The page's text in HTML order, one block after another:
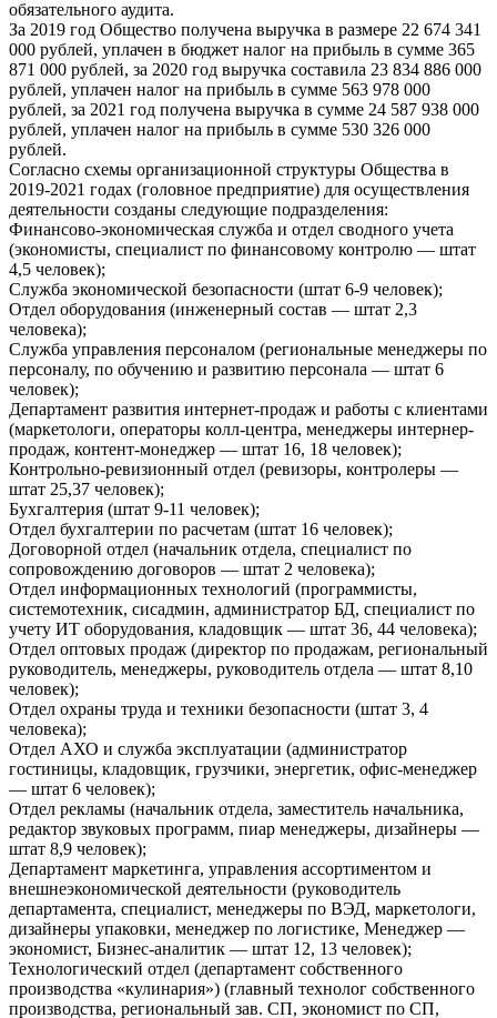
обязательного аудита.
За 2019 год Общество получена выручка в размере 22 674 341
000 рублей, уплачен в бюджет налог на прибыль в сумме 365
871 000 рублей, за 2020 год выручка составила 23 834 886 000
рублей, уплачен налог на прибыль в сумме 563 978 000
рублей, за 2021 год получена выручка в сумме 24 587 938 000
рублей, уплачен налог на прибыль в сумме 530 326 000
рублей.
Согласно схемы организационной структуры Общества в
2019-2021 годах (головное предприятие) для осуществления
деятельности созданы следующие подразделения:
Финансово-экономическая служба и отдел сводного учета
(экономисты, специалист по финансовому контролю — штат
4,5 человек);
Служба экономической безопасности (штат 6-9 человек);
Отдел оборудования (инженерный состав — штат 2,3
человека);
Служба управления персоналом (региональные менеджеры по
персоналу, по обучению и развитию персонала — штат 6
человек);
Департамент развития интернет-продаж и работы с клиентами
(маркетологи, операторы колл-центра, менеджеры интернер-
продаж, контент-монеджер — штат 16, 18 человек);
Контрольно-ревизионный отдел (ревизоры, контролеры —
штат 25,37 человек);
Бухгалтерия (штат 9-11 человек);
Отдел бухгалтерии по расчетам (штат 16 человек);
Договорной отдел (начальник отдела, специалист по
сопровождению договоров — штат 2 человека);
Отдел информационных технологий (программисты,
системотехник, сисадмин, администратор БД, специалист по
учету ИТ оборудования, кладовщик — штат 36, 44 человека);
Отдел оптовых продаж (директор по продажам, региональный
руководитель, менеджеры, руководитель отдела — штат 8,10
человек);
Отдел охраны труда и техники безопасности (штат 3, 4
человека);
Отдел АХО и служба эксплуатации (администратор
гостиницы, кладовщик, грузчики, энергетик, офис-менеджер
— штат 6 человек);
Отдел рекламы (начальник отдела, заместитель начальника,
редактор звуковых программ, пиар менеджеры, дизайнеры —
штат 8,9 человек);
Департамент маркетинга, управления ассортиментом и
внешнеэкономической деятельности (руководитель
департамента, специалист, менеджеры по ВЭД, маркетологи,
дизайнеры упаковки, менеджер по логистике, Менеджер —
экономист, Бизнес-аналитик — штат 12, 13 человек);
Технологический отдел (департамент собственного
производства «кулинария») (главный технолог собственного
производства, региональный зав. СП, экономист по СП,